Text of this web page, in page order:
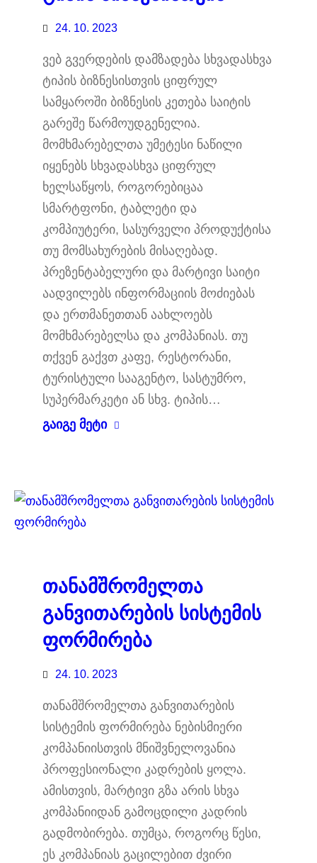
24. 10. 2023
ვებ გვერდების დამზადება სხვადასხვა
ტიპის ბიზნესისთვის ციფრულ
სამყაროში ბიზნესის კეთება საიტის
გარეშე წარმოუდგენელია.
მომხმარებელთა უმეტესი ნაწილი
იყენებს სხვადასხვა ციფრულ
ხელსაწყოს, როგორებიცაა
სმარტფონი, ტაბლეტი და
კომპიუტერი, სასურველი პროდუქტისა
თუ მომსახურების მისაღებად.
პრეზენტაბელური და მარტივი საიტი
აადვილებს ინფორმაციის მოძიებას
და ერთმანეთთან აახლოებს
მომხმარებელსა და კომპანიას. თუ
თქვენ გაქვთ კაფე, რესტორანი,
ტურისტული სააგენტო, სასტუმრო,
სუპერმარკეტი ან სხვ. ტიპის…
გაიგე მეტი
თანამშრომელთა
განვითარების სისტემის
ფორმირება
24. 10. 2023
თანამშრომელთა განვითარების
სისტემის ფორმირება ნებისმიერი
კომპანიისთვის მნიშვნელოვანია
პროფესიონალი კადრების ყოლა.
ამისთვის, მარტივი გზა არის სხვა
კომპანიიდან გამოცდილი კადრის
გადმობირება. თუმცა, როგორც წესი,
ეს კომპანიას გაცილებით ძვირი